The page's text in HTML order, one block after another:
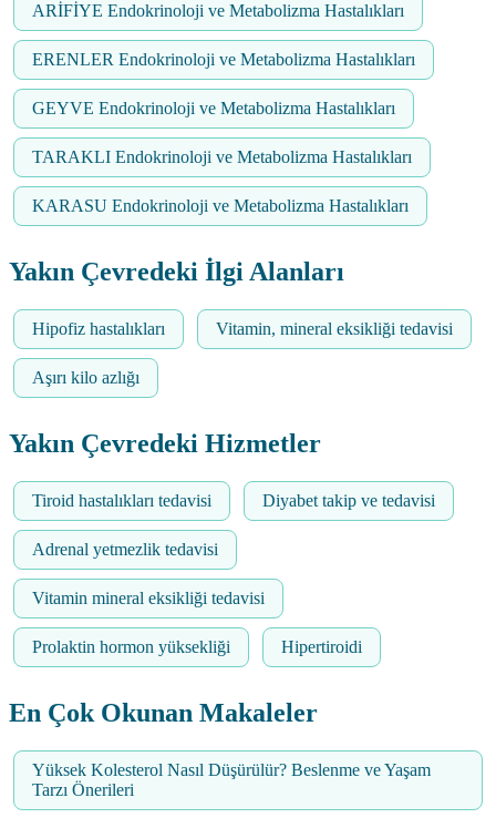
ARİFİYE Endokrinoloji ve Metabolizma Hastalıkları
ERENLER Endokrinoloji ve Metabolizma Hastalıkları
GEYVE Endokrinoloji ve Metabolizma Hastalıkları
TARAKLI Endokrinoloji ve Metabolizma Hastalıkları
KARASU Endokrinoloji ve Metabolizma Hastalıkları
Yakın Çevredeki İlgi Alanları
Hipofiz hastalıkları Vitamin, mineral eksikliği tedavisi
Aşırı kilo azlığı
Yakın Çevredeki Hizmetler
Tiroid hastalıkları tedavisi Diyabet takip ve tedavisi
Adrenal yetmezlik tedavisi
Vitamin mineral eksikliği tedavisi
Prolaktin hormon yüksekliği Hipertiroidi
En Çok Okunan Makaleler
Yüksek Kolesterol Nasıl Düşürülür? Beslenme ve Yaşam
Tarzı Önerileri